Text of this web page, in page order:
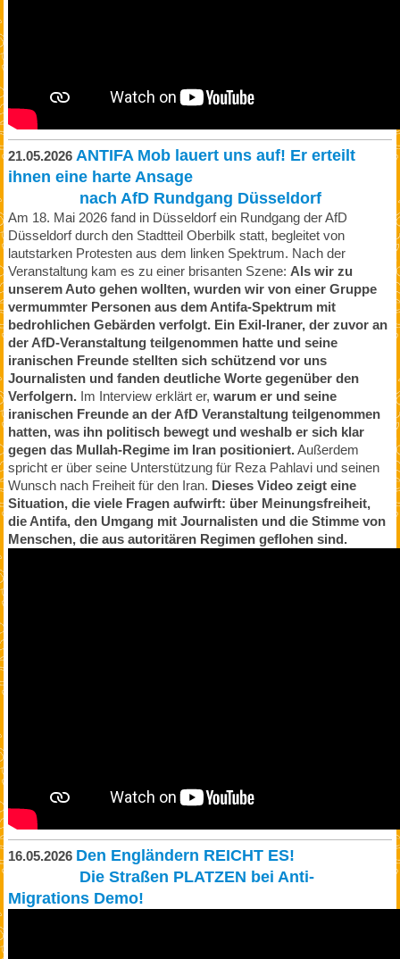
21.05.2026 ANTIFA Mob lauert uns auf! Er erteilt
ihnen eine harte Ansage
nach AfD Rundgang Düsseldorf
Am 18. Mai 2026 fand in Düsseldorf ein Rundgang der AfD
Düsseldorf durch den Stadtteil Oberbilk statt, begleitet von
lautstarken Protesten aus dem linken Spektrum. Nach der
Veranstaltung kam es zu einer brisanten Szene: Als wir zu
unserem Auto gehen wollten, wurden wir von einer Gruppe
vermummter Personen aus dem Antifa-Spektrum mit
bedrohlichen Gebärden verfolgt. Ein Exil-Iraner, der zuvor an
der AfD-Veranstaltung teilgenommen hatte und seine
iranischen Freunde stellten sich schützend vor uns
Journalisten und fanden deutliche Worte gegenüber den
Verfolgern.Im Interview erklärt er, warum er und seine
iranischen Freunde an der AfD Veranstaltung teilgenommen
hatten, was ihn politisch bewegt und weshalb er sich klar
gegen das Mullah-Regime im Iran positioniert.Außerdem
spricht er über seine Unterstützung für Reza Pahlavi und seinen
Wunsch nach Freiheit für den Iran. Dieses Video zeigt eine
Situation, die viele Fragen aufwirft: über Meinungsfreiheit,
die Antifa, den Umgang mit Journalisten und die Stimme von
Menschen, die aus autoritären Regimen geflohen sind.
16.05.2026 Den Engländern REICHT ES!
Die Straßen PLATZEN bei Anti-
Migrations Demo!